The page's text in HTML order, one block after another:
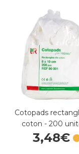
Cotopads
coton - 200
3,48€